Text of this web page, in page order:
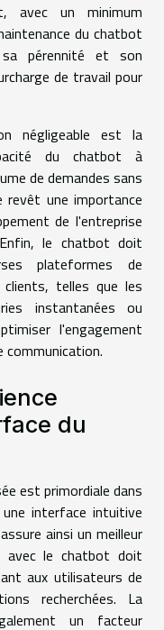
avec un minimum
du chatbot
pérennité et son
de travail pour
négligeable est la
du chatbot à
de demandes sans
revêt une importance
de l'entreprise
le chatbot doit
plateformes de
telles que les
instantanées ou
l'engagement
communication.
du
est primordiale dans
interface intuitive
ainsi un meilleur
avec le chatbot doit
aux utilisateurs de
recherchées. La
un facteur